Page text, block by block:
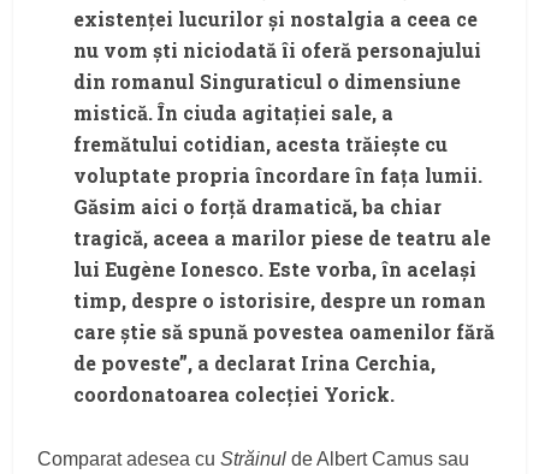
existenței lucurilor și nostalgia a ceea ce
nu vom ști niciodată îi oferă personajului
din romanul Singuraticul o dimensiune
mistică. În ciuda agitației sale, a
fremătului cotidian, acesta trăiește cu
voluptate propria încordare în fața lumii.
Găsim aici o forță dramatică, ba chiar
tragică, aceea a marilor piese de teatru ale
lui Eugène Ionesco. Este vorba, în același
timp, despre o istorisire, despre un roman
care știe să spună povestea oamenilor fără
de poveste”, a declarat Irina Cerchia,
coordonatoarea colecției Yorick.
Comparat adesea cuStrăinul de Albert Camus sau